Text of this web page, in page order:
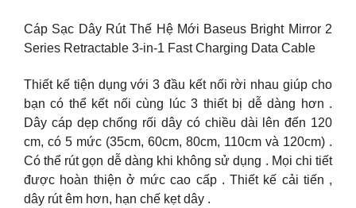
Cáp Sạc Dây Rút Thế Hệ Mới Baseus Bright Mirror 2
Series Retractable 3-in-1 Fast Charging Data Cable
Thiết kế tiện dụng với 3 đầu kết nối rời nhau giúp cho
bạn có thể kết nối cùng lúc 3 thiết bị dễ dàng hơn .
Dây cáp dẹp chống rối dây có chiều dài lên đến 120
cm, có 5 mức (35cm, 60cm, 80cm, 110cm và 120cm) .
Có thể rút gọn dễ dàng khi không sử dụng . Mọi chi tiết
được hoàn thiện ở mức cao cấp . Thiết kế cải tiến ,
dây rút êm hơn, hạn chế kẹt dây .